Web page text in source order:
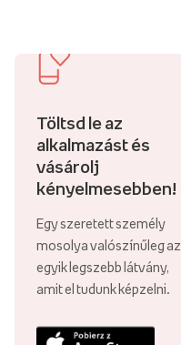
Töltsd le az
alkalmazást és
vásárolj
kényelmesebben!
Egy szeretett személy
mosolya valószínűleg az
egyik legszebb látvány,
amit el tudunk képzelni.